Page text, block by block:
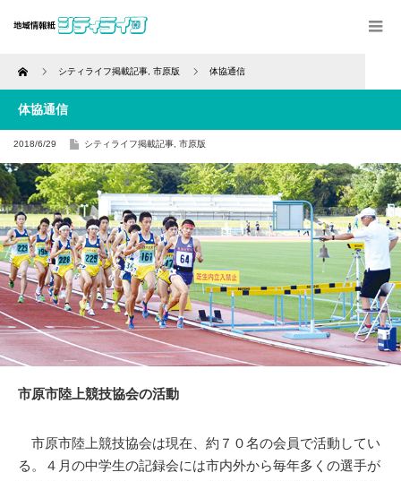
Home シティライフ掲載記事 市原版 体協通信
体協通信
2018/6/29 シティライフ掲載記事 市原版
市原市陸上競技協会の活動
市原市陸上競技協会は現在、約７０名の会員で活動してい
る。４月の中学生の記録会には市内外から毎年多くの選手が